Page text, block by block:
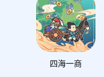
四海一商